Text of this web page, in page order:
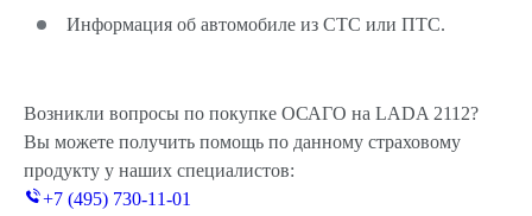
Информация об автомобиле из СТС или ПТС.
Возникли вопросы по покупке ОСАГО на LADA 2112?
Вы можете получить помощь по данному страховому
продукту у наших специалистов:
+7 (495) 730-11-01